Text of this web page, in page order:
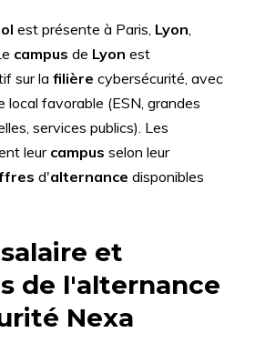
est présente à Paris, Lyon,
campus de Lyon est
sur la filière cybersécurité, avec
local favorable (ESN, grandes
services publics). Les
leurcampus selon leur
d'alternance disponibles
et
de l'alternance
Nexa